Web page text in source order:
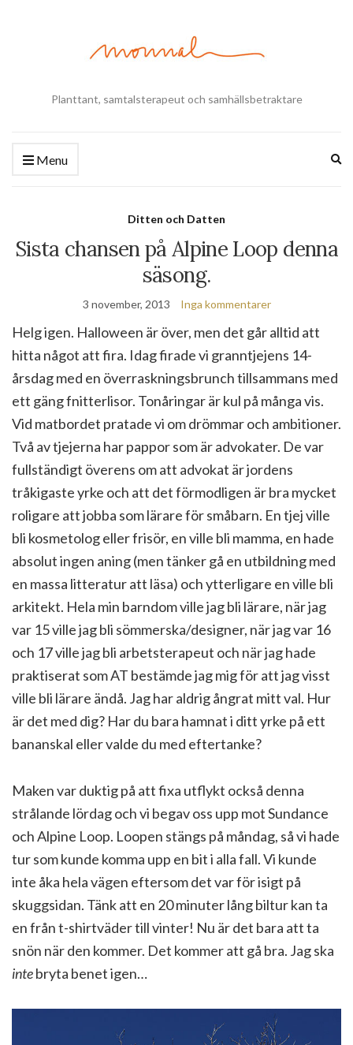
Planttant, samtalsterapeut och samhällsbetraktare
Menu
Ditten och Datten
Sista chansen på Alpine Loop denna
säsong.
3 november, 2013 Inga kommentarer
Helg igen. Halloween är över, men det går alltid att
hitta något att fira. Idag firade vi granntjejens 14-
årsdag med en överraskningsbrunch tillsammans med
ett gäng fnitterlisor. Tonåringar är kul på många vis.
Vid matbordet pratade vi om drömmar och ambitioner.
Två av tjejerna har pappor som är advokater. De var
fullständigt överens om att advokat är jordens
tråkigaste yrke och att det förmodligen är bra mycket
roligare att jobba som lärare för småbarn. En tjej ville
bli kosmetolog eller frisör, en ville bli mamma, en hade
absolut ingen aning (men tänker gå en utbildning med
en massa litteratur att läsa) och ytterligare en ville bli
arkitekt. Hela min barndom ville jag bli lärare, när jag
var 15 ville jag bli sömmerska/designer, när jag var 16
och 17 ville jag bli arbetsterapeut och när jag hade
praktiserat som AT bestämde jag mig för att jag visst
ville bli lärare ändå. Jag har aldrig ångrat mitt val. Hur
är det med dig? Har du bara hamnat i ditt yrke på ett
bananskal eller valde du med eftertanke?
Maken var duktig på att fixa utflykt också denna
strålande lördag och vi begav oss upp mot Sundance
och Alpine Loop. Loopen stängs på måndag, så vi hade
tur som kunde komma upp en bit i alla fall. Vi kunde
inte åka hela vägen eftersom det var för isigt på
skuggsidan. Tänk att en 20 minuter lång biltur kan ta
en från t-shirtväder till vinter! Nu är det bara att ta
snön när den kommer. Det kommer att gå bra. Jag ska
intebryta benet igen…